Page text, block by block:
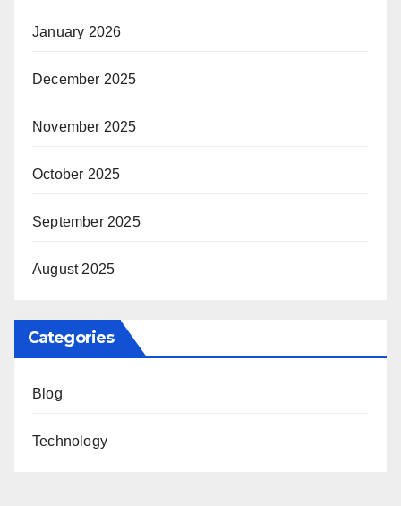
January 2026
December 2025
November 2025
October 2025
September 2025
August 2025
Categories
Blog
Technology